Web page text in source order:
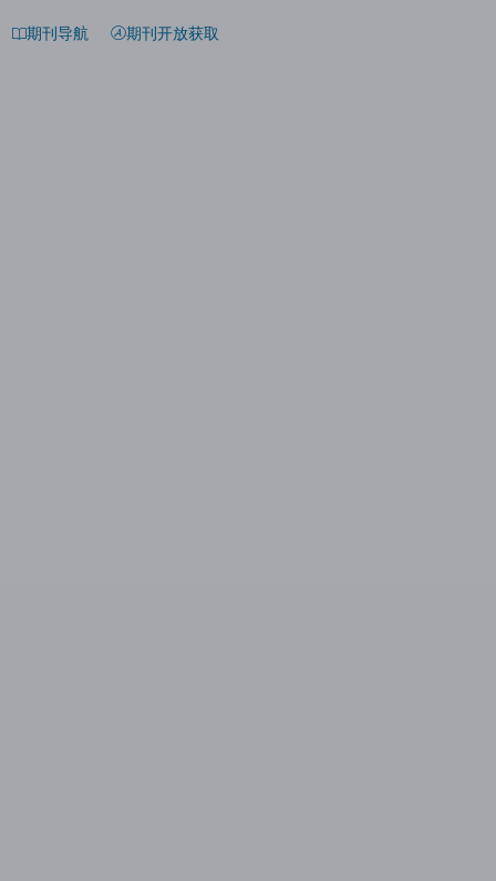
期刊导航 期刊开放获取